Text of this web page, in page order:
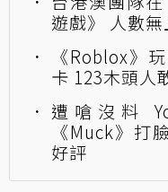
遊戲》 人數
《Roblox》
卡 123木頭人
遭嗆沒料
《Muck》打
好評